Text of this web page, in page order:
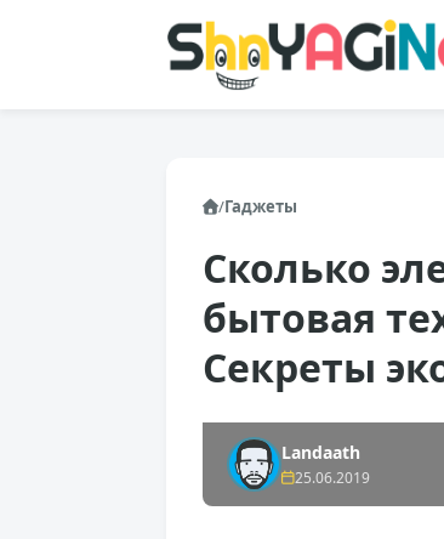
/Гаджеты
Сколько
бытовая
Секреты
Landaath
25.06.2019